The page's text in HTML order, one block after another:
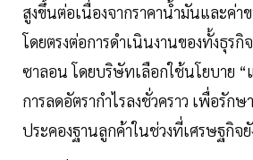
สูงขึ้นต่อเนื่องจากราคาน้ำมันและค่
โดยตรงต่อการดำเนินงานของทั้งธุรกิ
ซาลอน โดยบริษัทเลือกใช้นโยบาย
การลดอัตรากำไรลงชั่วคราว เพื่อรักษ
ประคองฐานลูกค้าในช่วงที่เศรษฐกิจ